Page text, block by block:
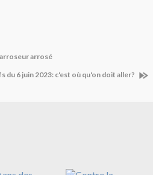
arrosé
du 6 juin 2023: c'est où qu'on doit aller?